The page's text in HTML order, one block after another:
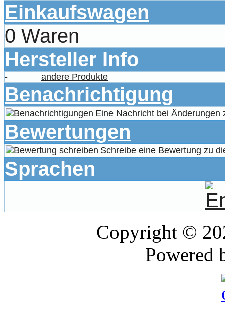
Einkaufswagen
0 Waren
Hersteller Info
- andere Produkte
Benachrichtigung
Eine Nachricht bei Änderungen
Bewertungen
Schreibe eine Bewertung zu
Sprachen
Copyright ©
Powered